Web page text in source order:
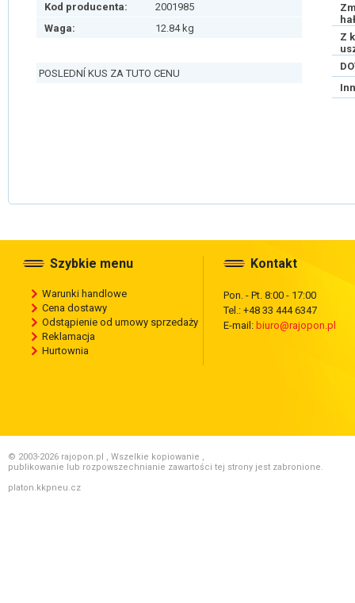
Kod producenta:
2001985
Waga:
12.84 kg
POSLEDNÍ KUS ZA TUTO CENU
Z
Szybkie menu
Warunki handlowe
Cena dostawy
Odstąpienie od umowy sprzedaży
Reklamacja
Hurtownia
Kontakt
Pon. - Pt. 8:00 - 17:00
Tel.: +48 33 444 6347
E-mail: biuro@rajopon.pl
© 2003-2026 rajopon.pl , Wszelkie kopiowanie ,
publikowanie lub rozpowszechnianie zawartości tej strony jest zabronione.
platon.kkpneu.cz